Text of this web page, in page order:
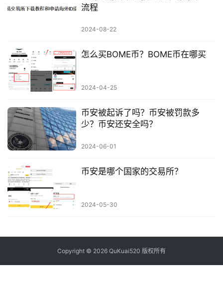
流程
2024-08-22
怎么买BOME币？BOME币在哪买
2024-04-25
币安被起诉了吗？币安被罚款多
少？币安还安全吗？
2024-06-01
币安是哪个国家的交易所？
2024-05-30
Copyright © 2026 QuKuai520 版权所有